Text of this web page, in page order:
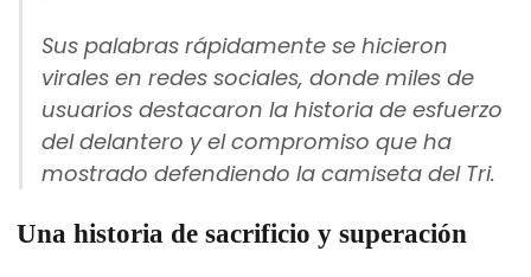
Sus palabras rápidamente se hicieron
virales en redes sociales, donde miles de
usuarios destacaron la historia de esfuerzo
del delantero y el compromiso que ha
mostrado defendiendo la camiseta del Tri.
Una historia de sacrificio y superación